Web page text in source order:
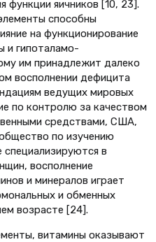
функции яичников [10, 23].
способны
на функционирование
и гипоталамо-
им принадлежит далеко
восполнении дефицита
ведущих мировых
по контролю за качеством
средствами, США,
по изучению
в
восполнение
и минералов играет
и обменных
возрасте [24].
витамины оказывают